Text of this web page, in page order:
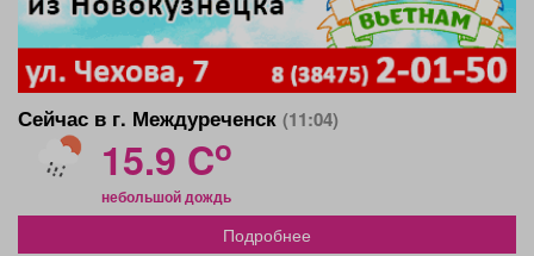
Сейчас в г. Междуреченск (11:04)
15.9 Co
небольшой дождь
Подробнее